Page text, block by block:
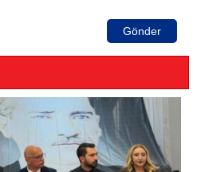
Gönder